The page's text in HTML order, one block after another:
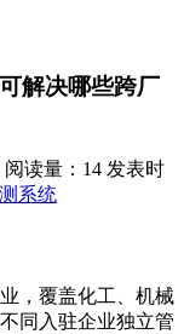
解决哪些跨厂
阅读量：14 发表时
系统
，覆盖化工、机械
同入驻企业独立管